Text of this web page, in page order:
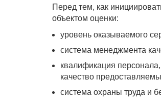
Перед тем, как
объектом оценки:
уровень оказываемого
система менеджмента
квалификация персонала,
качество
система охраны труда и